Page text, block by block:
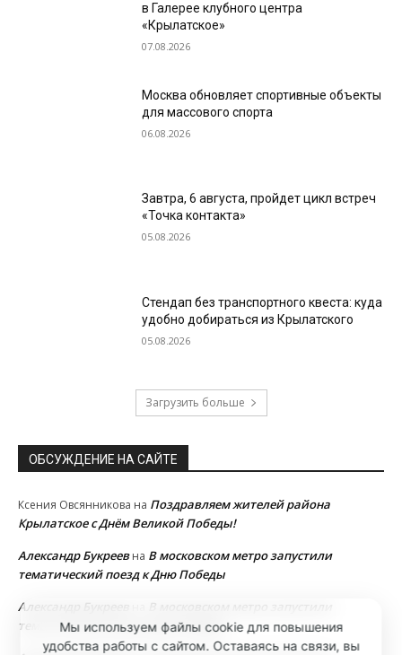
в Галерее клубного центра
«Крылатское»
07.08.2026
Москва обновляет спортивные объекты
для массового спорта
06.08.2026
Завтра, 6 августа, пройдет цикл встреч
«Точка контакта»
05.08.2026
Стендап без транспортного квеста: куда
удобно добираться из Крылатского
05.08.2026
Загрузить больше
ОБСУЖДЕНИЕ НА САЙТЕ
Ксения Овсянникова на Поздравляем жителей района
Крылатское с Днём Великой Победы!
Александр Букреевна В московском метро запустили
тематический поезд к Дню Победы
Александр Букреев
В московском метро запустили
тематический поезд к Дню Победы
Мы используем файлы cookie для повышения
удобства работы с сайтом. Оставаясь на связи, вы